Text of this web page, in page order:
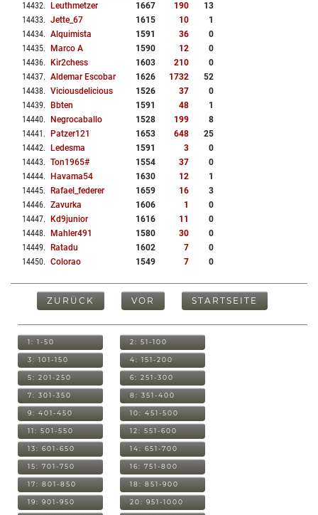
14432. Leuthmetzer 1667 190
13
14433. Jette_67 1615 10
1
14434. Alquimista 1591 36
0
14435. Marco A 1590 12
0
14436. Kir2chess 1603 210
0
14437. Aldemar Escobar 1626 1732
52
14438. Viciousdelicious 1526 37
0
14439. Bbten 1591 48
1
14440. Negrocaballo 1528 199
8
14441 . Patzer121 1653 648
25
14442. Ledesma 1591 3
0
14443. Ton1965# 1554 37
0
14444. Havama54 1630 12
1
14445. Rafael_federer 1659 16
3
14446. Zavurka 1606 1
0
14447. Kd9junior 1616 11
0
14448. Mahler491 1580 30
0
14449. Ratadu 1602 7
0
14450. Colorao 1549 7 0
ZURÜCK VOR STARTSEITE
1: 1-50 2: 51-100
3: 101-150 4: 151-200
5: 201-250 6: 251-300
7: 301-350 8: 351-400
9: 401-450 10: 451-500
11: 501-550 12: 551-600
13: 601-650 14: 651-700
15: 701-750 16: 751-800
17: 801-850 18: 851-900
19: 901-950 20: 951-1000